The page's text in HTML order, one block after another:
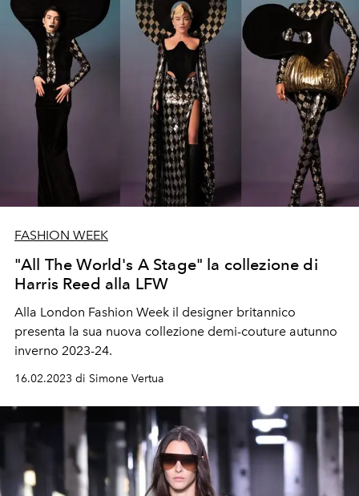
FASHION WEEK
"All The World's A Stage" la collezione di
Harris Reed alla LFW
Alla London Fashion Week il designer britannico
presenta la sua nuova collezione demi-couture autunno
inverno 2023-24.
16.02.2023 di Simone Vertua